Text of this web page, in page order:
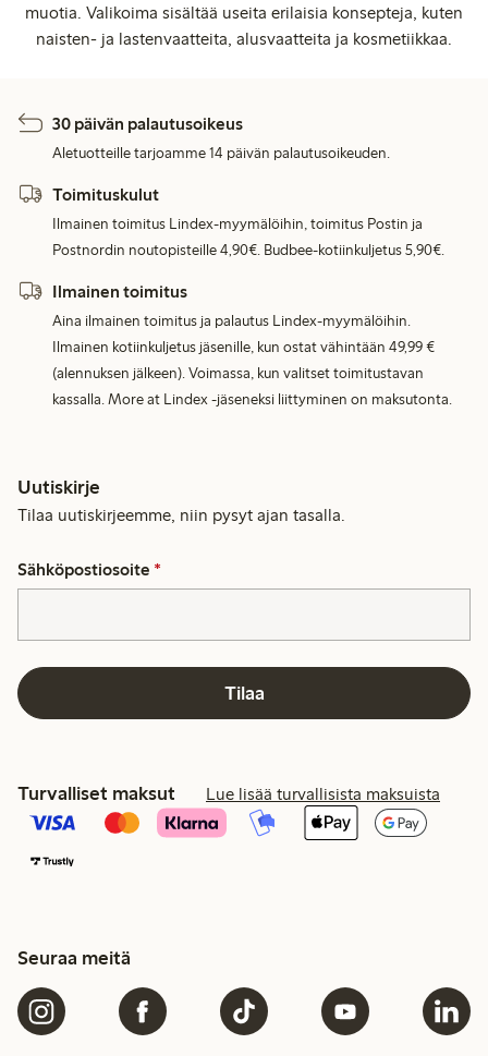
muotia. Valikoima sisältää useita erilaisia konsepteja, kuten
naisten- ja lastenvaatteita, alusvaatteita ja kosmetiikkaa.
30 päivän palautusoikeus
Aletuotteille tarjoamme 14 päivän palautusoikeuden.
Toimituskulut
Ilmainen toimitus Lindex-myymälöihin, toimitus Postin ja
Postnordin noutopisteille 4,90€. Budbee-kotiinkuljetus 5,90€.
Ilmainen toimitus
Aina ilmainen toimitus ja palautus Lindex-myymälöihin.
Ilmainen kotiinkuljetus jäsenille, kun ostat vähintään 49,99 €
(alennuksen jälkeen). Voimassa, kun valitset toimitustavan
kassalla. More at Lindex -jäseneksi liittyminen on maksutonta.
Uutiskirje
Tilaa uutiskirjeemme, niin pysyt ajan tasalla.
Sähköpostiosoite *
Tilaa
Turvalliset maksut Lue lisää turvallisista maksuista
Seuraa meitä